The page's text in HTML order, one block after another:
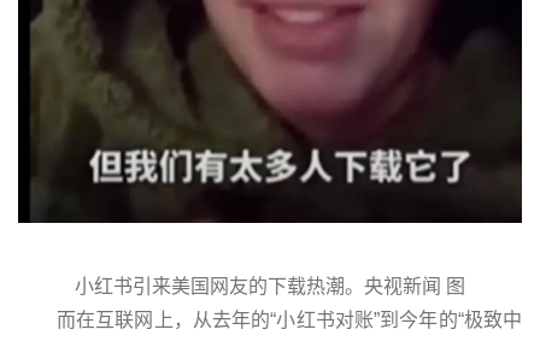
小红书引来美国网友的下载热潮。央视新闻 图
而在互联网上，从去年的“小红书对账”到今年的“极致中